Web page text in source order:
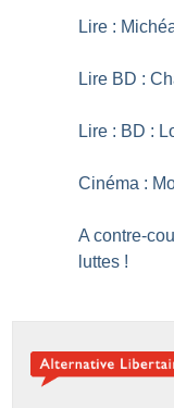
Lire :
Lire BD :
Lire : BD :
Cinéma :
A contre-
luttes !